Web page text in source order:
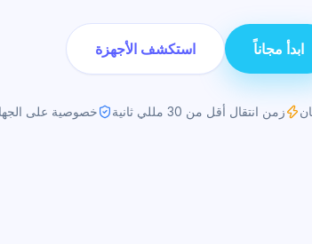
ابدأ مجاناً استكشف الأجهزة
زمن انتقال أقل من 30 مللي ثانية خصوصية على